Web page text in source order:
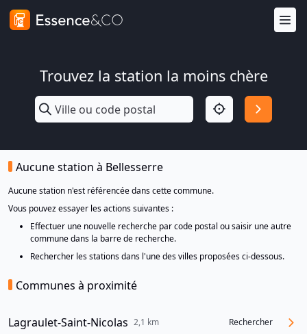
Trouvez la station la moins chère
Aucune station à Bellesserre
Aucune station n'est référencée dans cette commune.
Vous pouvez essayer les actions suivantes :
Effectuer une nouvelle recherche par code postal ou saisir une autre
commune dans la barre de recherche.
Rechercher les stations dans l'une des villes proposées ci-dessous.
Communes à proximité
Lagraulet-Saint-Nicolas 2,1 km Rechercher